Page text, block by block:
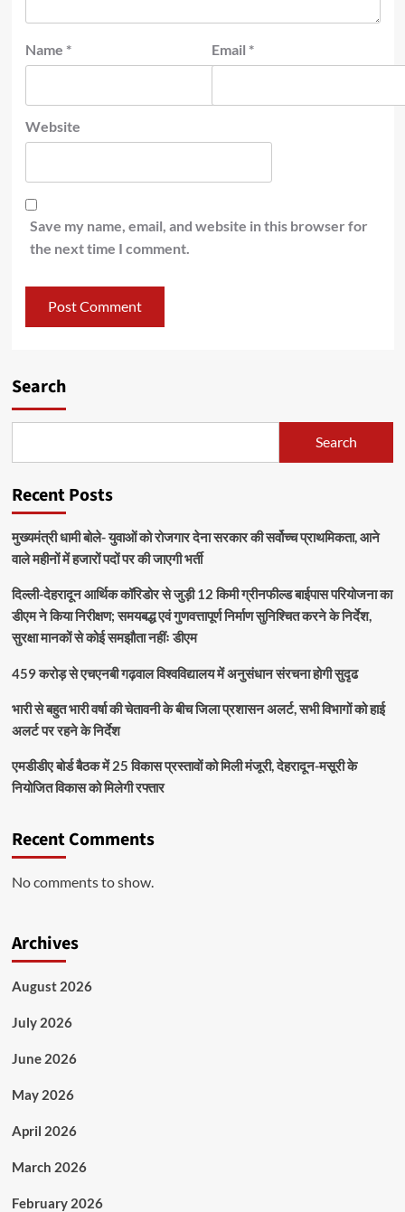
Name * Email *
Website
Save my name, email, and website in this browser for
the next time I comment.
Search
Search
Recent Posts
मुख्यमंत्री धामी बोले- युवाओं को रोजगार देना सरकार की सर्वोच्च प्राथमिकता, आने
वाले महीनों में हजारों पदों पर की जाएगी भर्ती
दिल्ली-देहरादून आर्थिक कॉरिडोर से जुड़ी 12 किमी ग्रीनफील्ड बाईपास परियोजना का
डीएम ने किया निरीक्षण; समयबद्ध एवं गुणवत्तापूर्ण निर्माण सुनिश्चित करने के निर्देश,
सुरक्षा मानकों से कोई समझौता नहींः डीएम
459 करोड़ से एचएनबी गढ़वाल विश्वविद्यालय में अनुसंधान संरचना होगी सुदृढ
भारी से बहुत भारी वर्षा की चेतावनी के बीच जिला प्रशासन अलर्ट, सभी विभागों को हाई
अलर्ट पर रहने के निर्देश
एमडीडीए बोर्ड बैठक में 25 विकास प्रस्तावों को मिली मंजूरी, देहरादून-मसूरी के
नियोजित विकास को मिलेगी रफ्तार
Recent Comments
No comments to show.
Archives
August 2026
July 2026
June 2026
May 2026
April 2026
March 2026
February 2026